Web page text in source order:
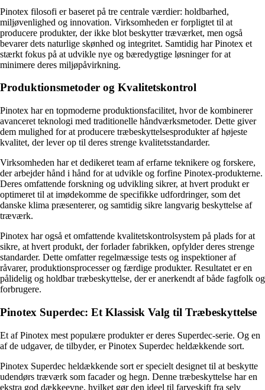
Pinotex filosofi er baseret på tre centrale værdier: holdbarhed,
miljøvenlighed og innovation. Virksomheden er forpligtet til at
producere produkter, der ikke blot beskytter træværket, men også
bevarer dets naturlige skønhed og integritet. Samtidig har Pinotex et
stærkt fokus på at udvikle nye og bæredygtige løsninger for at
minimere deres miljøpåvirkning.
Produktionsmetoder og Kvalitetskontrol
Pinotex har en topmoderne produktionsfacilitet, hvor de kombinerer
avanceret teknologi med traditionelle håndværksmetoder. Dette giver
dem mulighed for at producere træbeskyttelsesprodukter af højeste
kvalitet, der lever op til deres strenge kvalitetsstandarder.
Virksomheden har et dedikeret team af erfarne teknikere og forskere,
der arbejder hånd i hånd for at udvikle og forfine Pinotex-produkterne.
Deres omfattende forskning og udvikling sikrer, at hvert produkt er
optimeret til at imødekomme de specifikke udfordringer, som det
danske klima præsenterer, og samtidig sikre langvarig beskyttelse af
træværk.
Pinotex har også et omfattende kvalitetskontrolsystem på plads for at
sikre, at hvert produkt, der forlader fabrikken, opfylder deres strenge
standarder. Dette omfatter regelmæssige tests og inspektioner af
råvarer, produktionsprocesser og færdige produkter. Resultatet er en
pålidelig og holdbar træbeskyttelse, der er anerkendt af både fagfolk og
forbrugere.
Pinotex Superdec: Et Klassisk Valg til Træbeskyttelse
Et af Pinotex mest populære produkter er deres Superdec-serie. Og en
af de udgaver, de tilbyder, er Pinotex Superdec heldækkende sort.
Pinotex Superdec heldækkende sort er specielt designet til at beskytte
udendørs træværk som facader og hegn. Denne træbeskyttelse har en
ekstra god dækkeevne, hvilket gør den ideel til farveskift fra selv